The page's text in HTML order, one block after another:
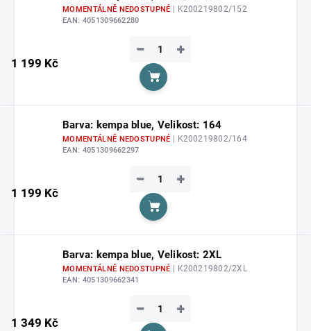
MOMENTÁLNĚ NEDOSTUPNÉ | K200219802/152
EAN: 4051309662280
1 199 Kč
+
−
Do košíku
Barva: kempa blue, Velikost: 164
MOMENTÁLNĚ NEDOSTUPNÉ | K200219802/164
EAN: 4051309662297
1 199 Kč
+
−
Do košíku
Barva: kempa blue, Velikost: 2XL
MOMENTÁLNĚ NEDOSTUPNÉ | K200219802/2XL
EAN: 4051309662341
1 349 Kč
+
−